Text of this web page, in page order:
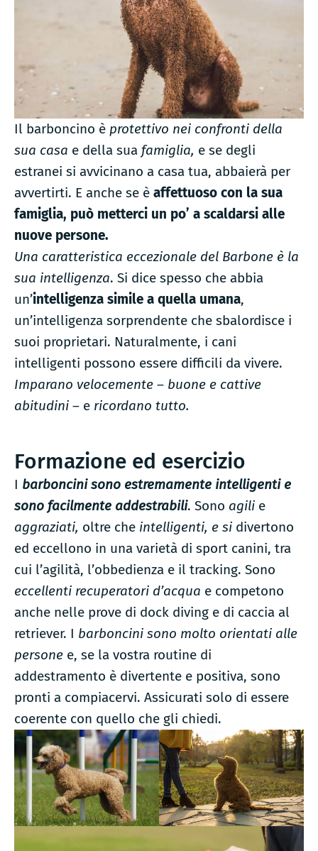
Il barboncino è protettivo nei confronti della
sua casa e della sua famiglia, e se degli
estranei si avvicinano a casa tua, abbaierà per
avvertirti. E anche se è affettuoso con la sua
famiglia, può metterci un po’ a scaldarsi alle
nuove persone.
Una caratteristica eccezionale del Barbone è la
sua intelligenza. Si dice spesso che abbia
un’intelligenza simile a quella umana,
un’intelligenza sorprendente che sbalordisce i
suoi proprietari. Naturalmente, i cani
intelligenti possono essere difficili da vivere.
Imparano velocemente – buone e cattive
abitudini – e ricordano tutto.
Formazione ed esercizio
I barboncini sono estremamente intelligenti e
sono facilmente addestrabili. Sono agili e
aggraziati, oltre che intelligenti, e si divertono
ed eccellono in una varietà di sport canini, tra
cui l’agilità, l’obbedienza e il tracking. Sono
eccellenti recuperatori d’acqua e competono
anche nelle prove di dock diving e di caccia al
retriever. I barboncini sono molto orientati alle
persone e, se la vostra routine di
addestramento è divertente e positiva, sono
pronti a compiacervi. Assicurati solo di essere
coerente con quello che gli chiedi.